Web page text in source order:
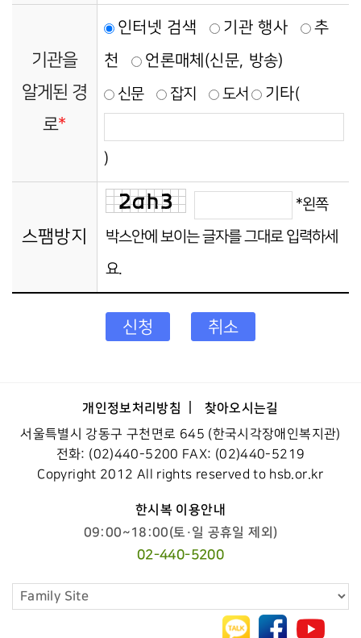
기관을
알게된 경
로*
인터넷 검색 기관 행사
추
천
언론매체(신문, 방송)
신문 잡지 도서 기타(
)
스팸방지
*왼쪽
박스안에 보이는 글자를 그대로 입력하세
요.
신청 취소
개인정보처리방침 찾아오시는길
서울특별시 강동구 구천면로 645 (한국시각장애인복지관)
전화: (02)440-5200 FAX: (02)440-5219
Copyright 2012 All rights reserved to hsb.or.kr
한시복 이용안내
09:00~18:00(토·일 공휴일 제외)
02-440-5200